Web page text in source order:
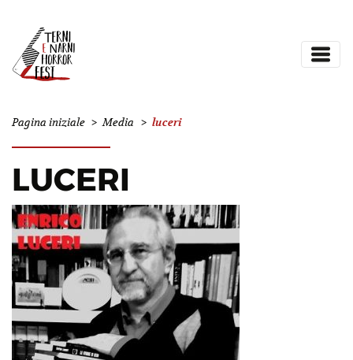
Pagina iniziale > Media > luceri
LUCERI